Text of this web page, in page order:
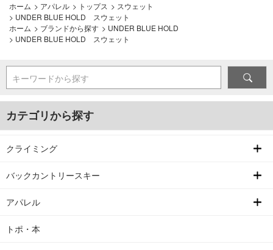
ホーム > アパレル > トップス > スウェット
> UNDER BLUE HOLD スウェット
ホーム > ブランドから探す > UNDER BLUE HOLD
> UNDER BLUE HOLD スウェット
キーワードから探す
カテゴリから探す
クライミング
バックカントリースキー
アパレル
トポ・本